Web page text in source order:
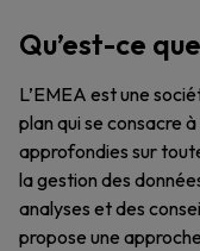
Qu’est-ce
L’EMEA est une
plan qui se consacre
approfondies sur
la gestion des
analyses et des
propose une